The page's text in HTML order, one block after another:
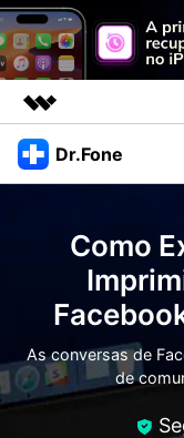
Produtos em destaque
Visão geral
Sobre nós
Sala de imprensa
Loja
Dr.Fone
Veja Toolkit Completo >
Productos
Para PC
Para Celular
Guia & Suporte
Ações rápidas
Recursos
Como
As conversas de
de